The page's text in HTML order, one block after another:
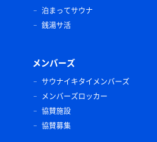
泊まってサウナ
銭湯サ活
メンバーズ
サウナイキタイメンバーズ
メンバーズロッカー
協賛施設
協賛募集